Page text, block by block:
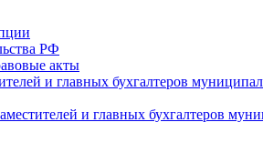
РФ
акты
и главных бухгалтеров
и главных бухгалтеров